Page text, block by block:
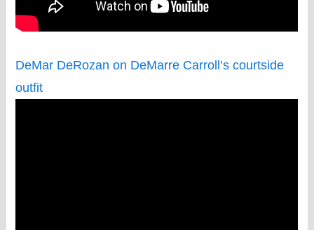
DeMar DeRozan on DeMarre Carroll’s courtside
outfit